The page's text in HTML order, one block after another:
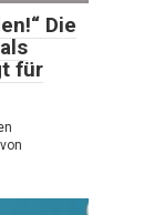
Die
für